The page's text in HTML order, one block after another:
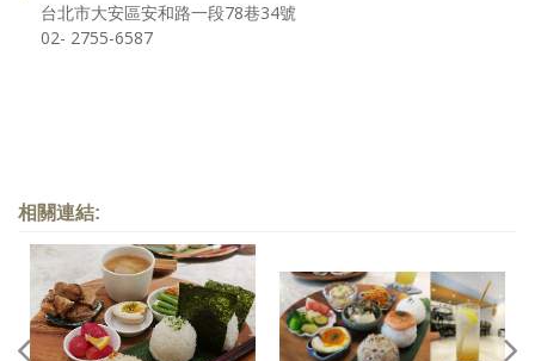
台北市大安區安和路一段78巷34號
02- 2755-6587
相關連結: